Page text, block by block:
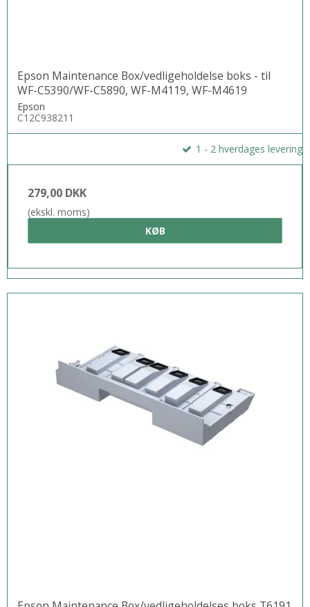
Epson Maintenance Box/vedligeholdelse boks - til
WF-C5390/WF-C5890, WF-M4119, WF-M4619
Epson
C12C938211
1 - 2 hverdages levering
279,00 DKK
(ekskl. moms)
KØB